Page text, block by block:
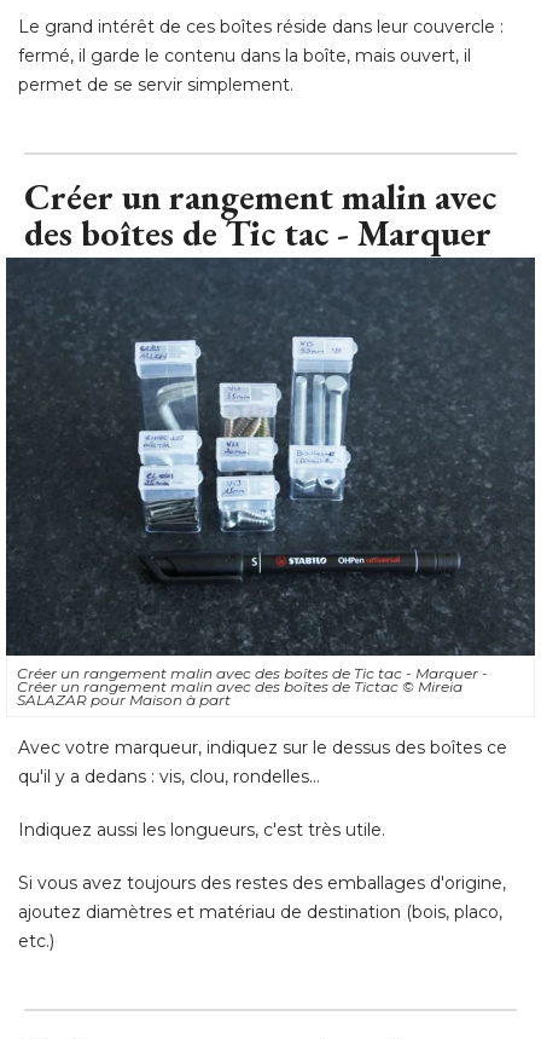
Créer un rangement malin avec
Créer un rangement malin avec des boîtes de Tic tac - Marquer -
Créer un rangement malin avec des boîtes de Tictac© Mireia
SALAZAR pour Maison à part
Avec votre marqueur, indiquez sur le dessus des boîtes ce
qu'il y a dedans : vis, clou, rondelles...
Indiquez aussi les longueurs, c'est très utile.
Si vous avez toujours des restes des emballages d'origine,
etc.)
Créer un rangement malin avec